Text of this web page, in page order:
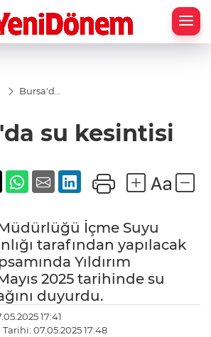
Bursa'da
su kesintisi
İçme Suyu
tarafından yapılacak
Yıldırım
2025 tarihinde su
duyurdu.
17:41
07.05.2025 17:48